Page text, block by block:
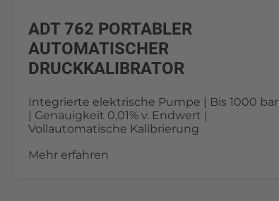
ADT 762 PORTABLER
AUTOMATISCHER
DRUCKKALIBRATOR
Integrierte elektrische Pumpe | Bis 1000 bar
| Genauigkeit 0,01% v. Endwert |
Vollautomatische Kalibrierung
Mehr erfahren